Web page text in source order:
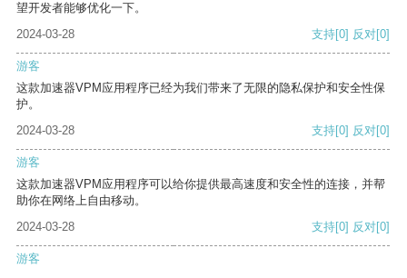
望开发者能够优化一下。
2024-03-28
支持[0] 反对[0]
游客
这款加速器VPM应用程序已经为我们带来了无限的隐私保护和安全性保
护。
2024-03-28
支持[0] 反对[0]
游客
这款加速器VPM应用程序可以给你提供最高速度和安全性的连接，并帮
助你在网络上自由移动。
2024-03-28
支持[0] 反对[0]
游客